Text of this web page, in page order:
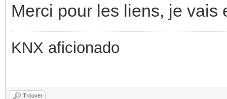
Merci pour les liens, je vais
KNX aficionado
Trouver